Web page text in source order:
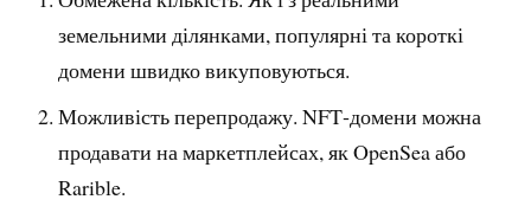
земельними ділянками, популярні та короткі
домени швидко викуповуються.
Можливість перепродажу. NFT‑домени можна
продавати на маркетплейсах, як OpenSea або
Rarible.